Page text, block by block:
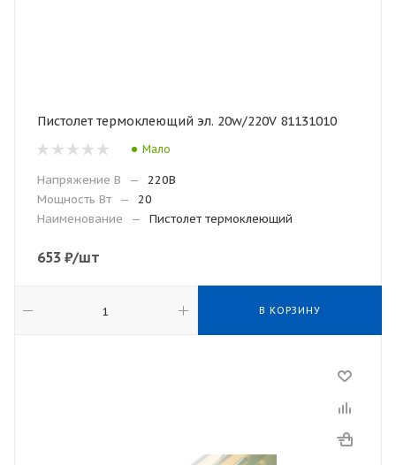
Пистолет термоклеющий эл. 20w/220V 81131010
Мало
Напряжение В —
220В
Мощность Вт
—
20
Наименование
— Пистолет термоклеющий
653 ₽/шт
В КОРЗИНУ